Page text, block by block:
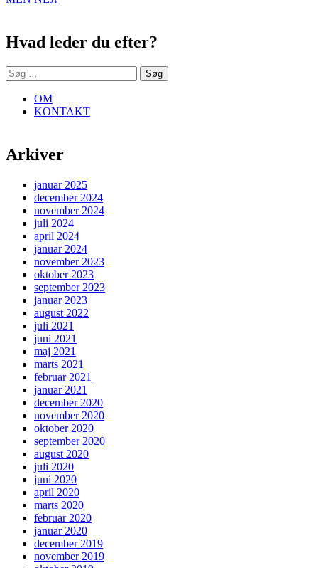
Hvad leder du efter?
Søg
efter:
OM
KONTAKT
Arkiver
januar 2025
december 2024
november 2024
juli 2024
april 2024
januar 2024
november 2023
oktober 2023
september 2023
januar 2023
august 2022
juli 2021
juni 2021
maj 2021
marts 2021
februar 2021
januar 2021
december 2020
november 2020
oktober 2020
september 2020
august 2020
juli 2020
juni 2020
april 2020
marts 2020
februar 2020
januar 2020
december 2019
november 2019